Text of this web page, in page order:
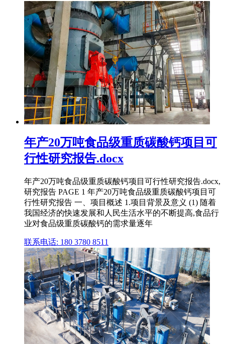
年产20万吨食品级重质碳酸钙项目可
行性研究报告.docx
年产20万吨食品级重质碳酸钙项目可行性研究报告.docx,
研究报告 PAGE 1 年产20万吨食品级重质碳酸钙项目可
行性研究报告 一、项目概述 1.项目背景及意义 (1) 随着
我国经济的快速发展和人民生活水平的不断提高,食品行
业对食品级重质碳酸钙的需求量逐年
联系电话: 180 3780 8511